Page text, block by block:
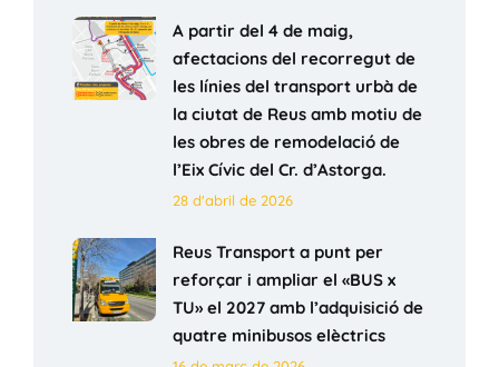
A partir del 4 de maig,
afectacions del recorregut de
les línies del transport urbà de
la ciutat de Reus amb motiu de
les obres de remodelació de
l’Eix Cívic del Cr. d’Astorga.
28 d'abril de 2026
Reus Transport a punt per
reforçar i ampliar el «BUS x
TU» el 2027 amb l’adquisició de
quatre minibusos elèctrics